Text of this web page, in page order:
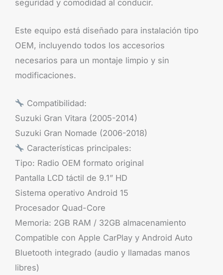
seguridad y comodidad al conducir.
Este equipo está diseñado para instalación tipo
OEM, incluyendo todos los accesorios
necesarios para un montaje limpio y sin
modificaciones.
Compatibilidad:
Suzuki Gran Vitara (2005-2014)
Suzuki Gran Nomade (2006-2018)
Características principales:
Tipo: Radio OEM formato original
Pantalla LCD táctil de 9.1” HD
Sistema operativo Android 15
Procesador Quad-Core
Memoria: 2GB RAM / 32GB almacenamiento
Compatible con Apple CarPlay y Android Auto
Bluetooth integrado (audio y llamadas manos
libres)